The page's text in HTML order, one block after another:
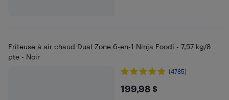
Friteuse à air chaud Dual Zone 6-en-1 Ninja Foodi - 7,57 kg/8
pte - Noir
(4785)
$199.98
199,98 $